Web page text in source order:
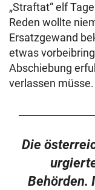
„Straftat“ elf
Reden wollte
Ersatzgewand
etwas
Abschiebung
verlassen müsse.
Die
Behörden.